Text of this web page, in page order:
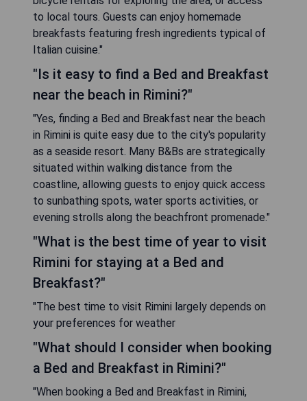
to local tours. Guests can enjoy homemade
breakfasts featuring fresh ingredients typical of
Italian cuisine."
"Is it easy to find a Bed and Breakfast
near the beach in Rimini?"
"Yes, finding a Bed and Breakfast near the beach
in Rimini is quite easy due to the city's popularity
as a seaside resort. Many B&Bs are strategically
situated within walking distance from the
coastline, allowing guests to enjoy quick access
to sunbathing spots, water sports activities, or
evening strolls along the beachfront promenade."
"What is the best time of year to visit
Rimini for staying at a Bed and
Breakfast?"
"The best time to visit Rimini largely depends on
your preferences for weather
"What should I consider when booking
a Bed and Breakfast in Rimini?"
"When booking a Bed and Breakfast in Rimini,